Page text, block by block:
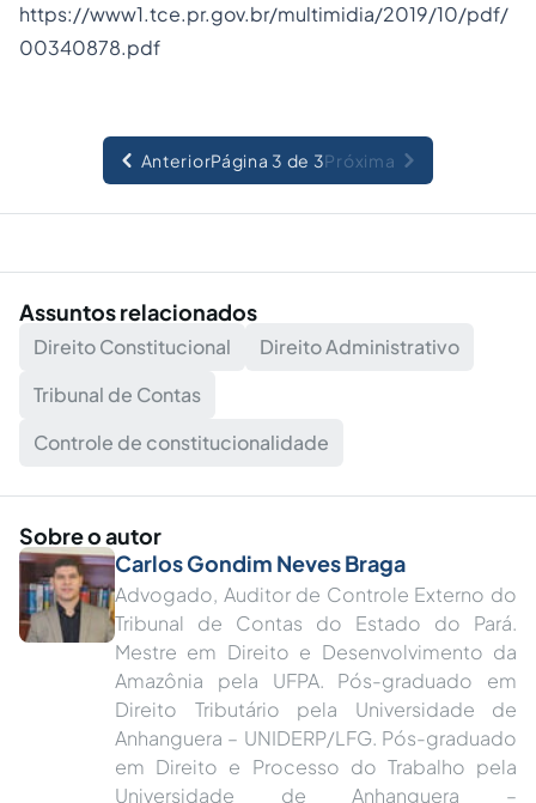
https://www1.tce.pr.gov.br/multimidia/2019/10/pdf/
00340878.pdf
AnteriorPágina 3 de 3Próxima
Assuntos relacionados
Direito Constitucional
Direito Administrativo
Tribunal de Contas
Controle de constitucionalidade
Sobre o autor
Carlos Gondim Neves Braga
Advogado, Auditor de Controle Externo do
Tribunal de Contas do Estado do Pará.
Mestre em Direito e Desenvolvimento da
Amazônia pela UFPA. Pós-graduado em
Direito Tributário pela Universidade de
Anhanguera – UNIDERP/LFG. Pós-graduado
em Direito e Processo do Trabalho pela
Universidade de Anhanguera –